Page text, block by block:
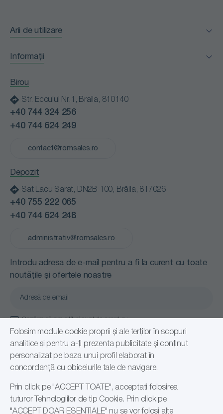
Arii de utilizare
Horeca
Instituții publice
Retail
Transport
Informații
Politică de confidențialitate
Birou
Str. Ecoului Nr.1, Braila, 810140
+40 744 324 256
+40 744 624 249
contact@romsales.ro
Depozit
Sat Lacu Sarat, DN2B 100, Brăila, 817026
+40 755 222 065
+40 744 624 248
administrativ@romsales.ro
Introdu adresa de e-mail pentru a fi la curent cu toate
noutățile și ofertele noastre
Confirm că am citit și sunt de acord cu
Politică de confidențialitate
Abonare
Folosim module cookie proprii și ale terților în scopuri
analitice și pentru a-ți prezenta publicitate și conținut
personalizat pe baza unui profil elaborat în
concordanță cu obiceiurile tale de navigare.
Prin click pe "ACCEPT TOATE", acceptati folosirea
tuturor Tehnologiilor de tip Cookie. Prin click pe
"ACCEPT DOAR ESENTIALE" nu se vor folosi alte